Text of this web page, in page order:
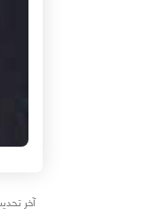
آخر تحديث في: 21-09-2021